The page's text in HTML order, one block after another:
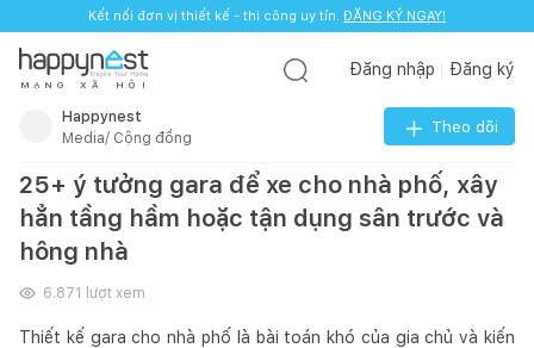
Kết nối đơn vị thiết kế - thi công uy tín. ĐĂNG KÝ NGAY!
M Ạ N G X Ã H Ộ I
Đăng nhập Đăng ký
Happynest
Media/ Cộng đồng
Theo dõi
25+ ý tưởng gara để xe cho nhà phố, xây
hẳn tầng hầm hoặc tận dụng sân trước và
hông nhà
6.871 lượt xem
Thiết kế gara cho nhà phố là bài toán khó của gia chủ và kiến